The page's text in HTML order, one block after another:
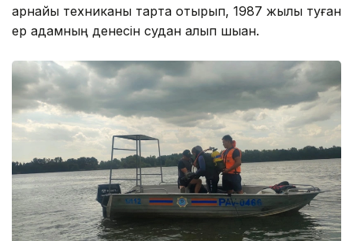
арнайы техниканы тарта отырып, 1987 жылы туған
ер адамның денесін судан алып шыққан.